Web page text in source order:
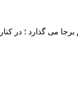
گذارد ؛ در کنار